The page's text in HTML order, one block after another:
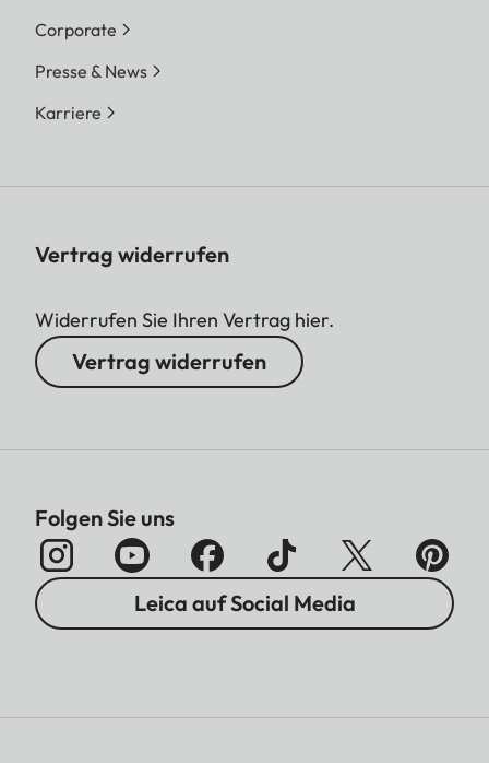
Corporate
Presse & News
Karriere
Vertrag widerrufen
Widerrufen Sie Ihren Vertrag hier.
Vertrag widerrufen
Folgen Sie uns
Leica auf Social Media